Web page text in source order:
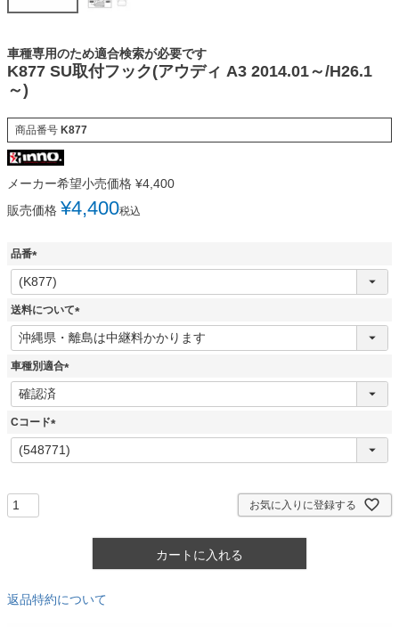
車種専用のため適合検索が必要です
K877 SU取付フック(アウディ A3 2014.01～/H26.1
～)
商品番号 K877
メーカー希望小売価格 ¥4,400
販売価格 ¥4,400税込
品番
(
必
須
送料について
(
必
車種別適合
(
Cコード
(
必
お気に入りに登録する
カートに入れる
返品特約について